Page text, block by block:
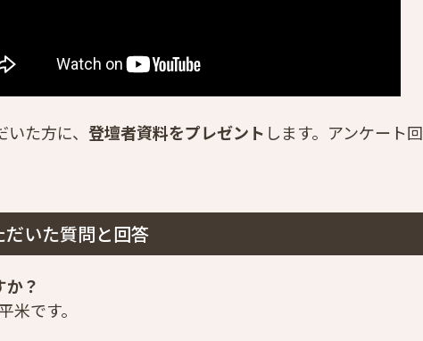
た方に、 登壇者資料をプレゼント します。アンケート
いた質問と回答
？
です。